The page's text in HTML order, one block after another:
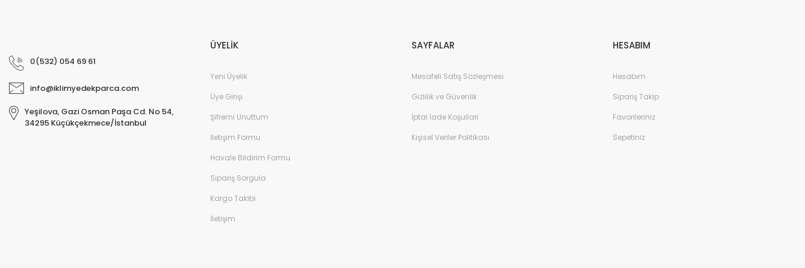
0(532) 054 69 61
info@iklimyedekparca.com
Yeşilova, Gazi Osman Paşa Cd. No 54,
34295 Küçükçekmece/İstanbul
ÜYELİK
Yeni Üyelik
Üye Girişi
Şifremi Unuttum
İletişim Formu
Havale Bildirim Formu
Sipariş Sorgula
Kargo Takibi
İletişim
SAYFALAR
Mesafeli Satış Sözleşmesi
Gizlilik ve Güvenlik
İptal İade Koşullari
Kişisel Veriler Politikası
HESABIM
Hesabım
Sipariş Takip
Favorileriniz
Sepetiniz